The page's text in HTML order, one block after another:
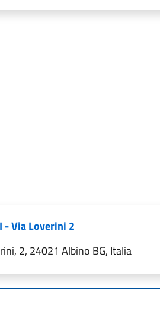
- Via Loverini 2
2, 24021 Albino BG, Italia